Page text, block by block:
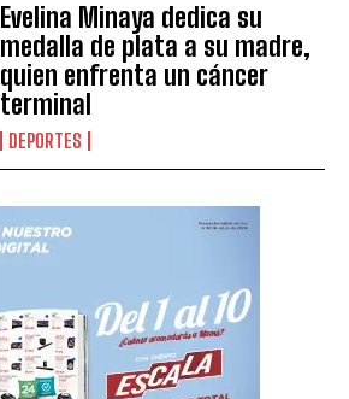
Evelina Minaya dedica su
medalla de plata a su madre,
quien enfrenta un cáncer
terminal
DEPORTES